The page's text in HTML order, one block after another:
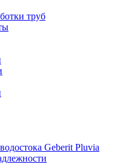
труб
Geberit Pluvia